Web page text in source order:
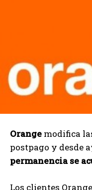
Orange modifica
postpago y desde
permanencia se
Los clientes